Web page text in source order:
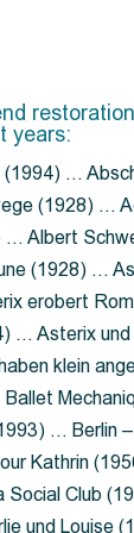
years:
(1994) …
(1928) …
… Albert
(1928) …
erobert
… Asterix
klein
… Berlin
Kathrin
Social Club
und Louise